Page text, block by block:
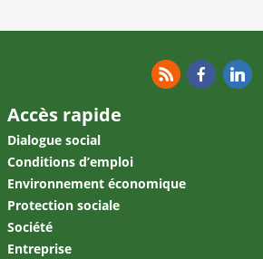
Accès rapide
Dialogue social
Conditions d’emploi
Environnement économique
Protection sociale
Société
Entreprise